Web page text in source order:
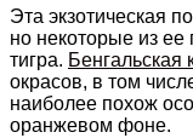
Эта экзотическая
но некоторые из
тигра. Бенгальская
окрасов, в том
наиболее похож
оранжевом фоне.